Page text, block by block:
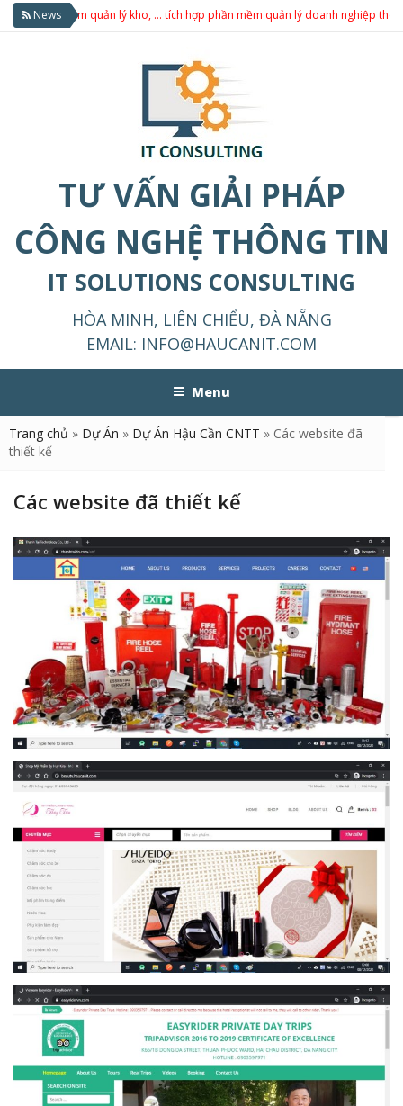
News
quản lý kho, … tích hợp phần mềm quản lý doanh nghiệp theo yêu cầu.
TƯ VẤN GIẢI PHÁP
CÔNG NGHỆ THÔNG TIN
IT SOLUTIONS CONSULTING
HÒA MINH, LIÊN CHIỂU, ĐÀ NẴNG
EMAIL: INFO@HAUCANIT.COM
Menu
Trang chủ » Dự Án » Dự Án Hậu Cần CNTT » Các website đã
thiết kế
Các website đã thiết kế